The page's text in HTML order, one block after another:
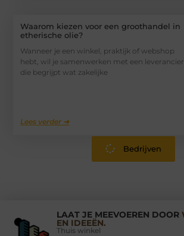
Waarom kiezen voor een groothandel in
etherische olie?
Wanneer je een winkel, praktijk of webshop
hebt, wil je samenwerken met een leverancier
die begrijpt wat zakelijke
Lees verder ➜
Bedrijven
LAAT JE MEEVOEREN DOOR
EN IDEEËN.
Thuis winkel